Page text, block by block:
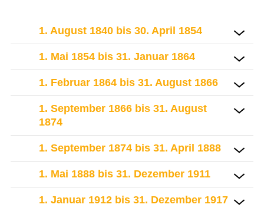
1. August 1840 bis 30. April 1854
1. Mai 1854 bis 31. Januar 1864
1. Februar 1864 bis 31. August 1866
1. September 1866 bis 31. August
1874
1. September 1874 bis 31. April 1888
1. Mai 1888 bis 31. Dezember 1911
1. Januar 1912 bis 31. Dezember 1917